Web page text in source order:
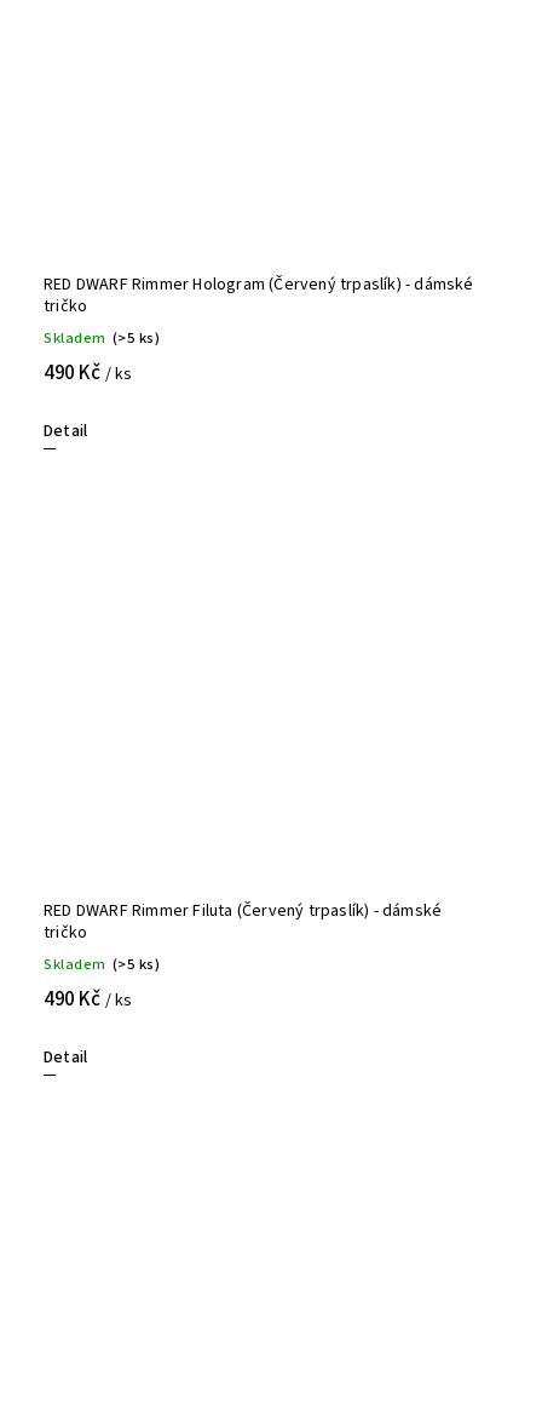
RED DWARF Rimmer Hologram (Červený trpaslík) - dámské
tričko
Skladem (>5 ks)
490 Kč / ks
Detail
RED DWARF Rimmer Filuta (Červený trpaslík) - dámské
tričko
Skladem (>5 ks)
490 Kč / ks
Detail